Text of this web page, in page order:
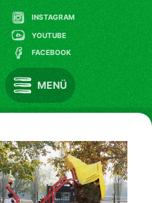
INSTAGRAM
YOUTUBE
FACEBOOK
MENÜ